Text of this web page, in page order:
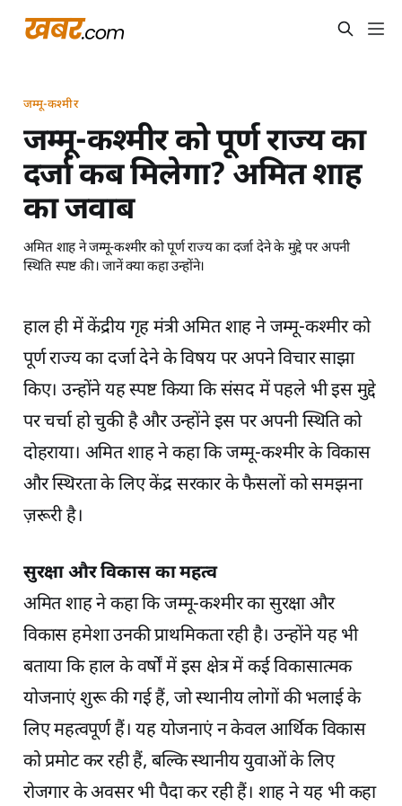
जम्मू-कश्मीर
जम्मू-कश्मीर को पूर्ण राज्य का
दर्जा कब मिलेगा? अमित शाह
का जवाब
अमित शाह ने जम्मू-कश्मीर को पूर्ण राज्य का दर्जा देने के मुद्दे पर अपनी
स्थिति स्पष्ट की। जानें क्या कहा उन्होंने।
हाल ही में केंद्रीय गृह मंत्री अमित शाह ने जम्मू-कश्मीर को
पूर्ण राज्य का दर्जा देने के विषय पर अपने विचार साझा
किए। उन्होंने यह स्पष्ट किया कि संसद में पहले भी इस मुद्दे
पर चर्चा हो चुकी है और उन्होंने इस पर अपनी स्थिति को
दोहराया। अमित शाह ने कहा कि जम्मू-कश्मीर के विकास
और स्थिरता के लिए केंद्र सरकार के फैसलों को समझना
ज़रूरी है।
सुरक्षा और विकास का महत्व
अमित शाह ने कहा कि जम्मू-कश्मीर का सुरक्षा और
विकास हमेशा उनकी प्राथमिकता रही है। उन्होंने यह भी
बताया कि हाल के वर्षों में इस क्षेत्र में कई विकासात्मक
योजनाएं शुरू की गई हैं, जो स्थानीय लोगों की भलाई के
लिए महत्वपूर्ण हैं। यह योजनाएं न केवल आर्थिक विकास
को प्रमोट कर रही हैं, बल्कि स्थानीय युवाओं के लिए
रोजगार के अवसर भी पैदा कर रही हैं। शाह ने यह भी कहा